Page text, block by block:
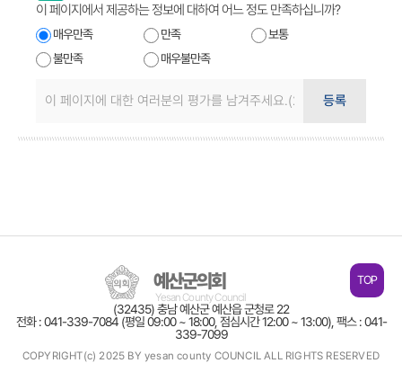
이 페이지에서 제공하는 정보에 대하여 어느 정도 만족하십니까?
매우만족 만족
보통
불만족
매우불만족
등록
TOP
예산군의회
Yesan County Council
(32435) 충남 예산군 예산읍 군청로 22
전화 : 041-339-7084 (평일 09:00 ~ 18:00, 점심시간 12:00 ~ 13:00), 팩스 : 041-
339-7099
COPYRIGHT(c) 2025 BY yesan county COUNCIL ALL RIGHTS RESERVED